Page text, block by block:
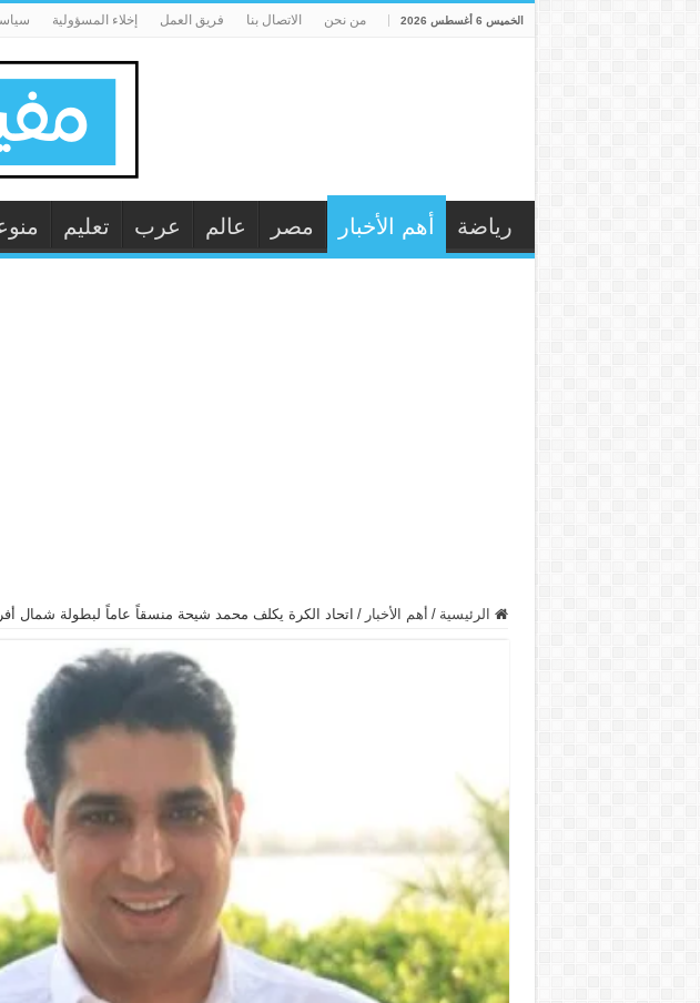
الخميس 6 أغسطس 2026 من نحن الاتصال بنا فريق العمل إخلاء المسؤولية
رياضة أهم الأخبار مصر عالم عرب تعليم
الرئيسية / أهم الأخبار / اتحاد الكرة يكلف محمد شيحة منسقاً عاماً لبطولة شمال